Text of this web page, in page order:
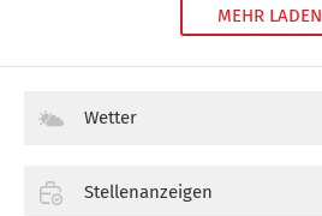
MEHR LADEN
Wetter
Stellenanzeigen